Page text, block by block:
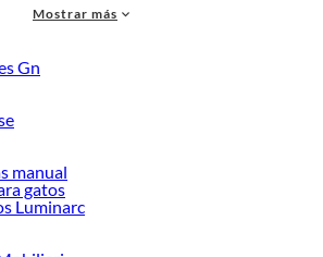
específicas de tu preferencia. Recuerda
de calidad y con garantía.
Perú
tienda correcta porque en Sodimac tenemos
garantizados en Espatulas, así que no dudes
con sus complementos para que termines tu
económico. Además, elige entre las opciones de
Mostrar más
Gn
manual
gatos
Luminarc